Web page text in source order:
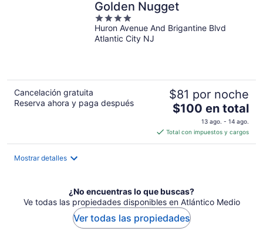
noche
Golden Nugget
4
out
of
Huron Avenue And Brigantine Blvd
Atlantic City NJ
Cancelación gratuita
Reserva ahora y paga después
$81 por noche
El
es
de
por
noche
$100 en total
13 ago. - 14 ago.
Total con impuestos y cargos
Mostrar detalles
¿No encuentras lo que buscas?
Ve todas las propiedades disponibles en Atlántico Medio
Ver todas las propiedades